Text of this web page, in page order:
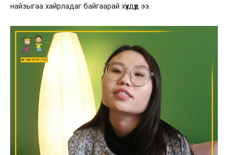
найзыгаа хайрладаг байгаарай хүүхдүүд ээ.